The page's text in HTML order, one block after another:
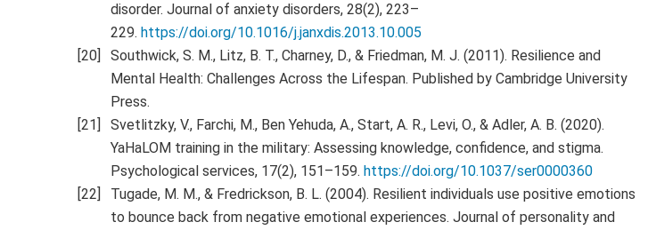
disorder. Journal of anxiety disorders, 28(2), 223–
229. https://doi.org/10.1016/j.janxdis.2013.10.005
Southwick, S. M., Litz, B. T., Charney, D., & Friedman, M. J. (2011). Resilience and
Mental Health: Challenges Across the Lifespan. Published by Cambridge University
Press.
Svetlitzky, V., Farchi, M., Ben Yehuda, A., Start, A. R., Levi, O., & Adler, A. B. (2020).
YaHaLOM training in the military: Assessing knowledge, confidence, and stigma.
Psychological services, 17(2), 151–159. https://doi.org/10.1037/ser0000360
Tugade, M. M., & Fredrickson, B. L. (2004). Resilient individuals use positive emotions
to bounce back from negative emotional experiences. Journal of personality and